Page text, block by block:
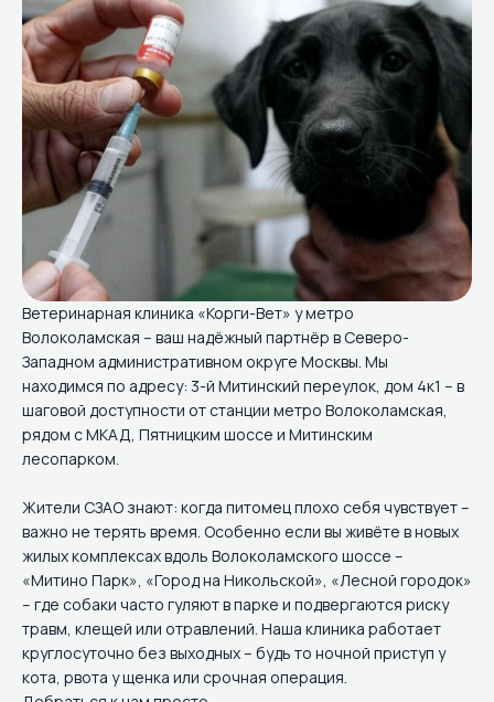
Ветеринарная клиника «Корги-Вет» у метро
Волоколамская – ваш надёжный партнёр в Северо-
Западном административном округе Москвы. Мы
находимся по адресу: 3-й Митинский переулок, дом 4к1 – в
шаговой доступности от станции метро Волоколамская,
рядом с МКАД, Пятницким шоссе и Митинским
лесопарком.
Жители СЗАО знают: когда питомец плохо себя чувствует –
важно не терять время. Особенно если вы живёте в новых
жилых комплексах вдоль Волоколамского шоссе –
«Митино Парк», «Город на Никольской», «Лесной городок»
– где собаки часто гуляют в парке и подвергаются риску
травм, клещей или отравлений. Наша клиника работает
круглосуточно без выходных – будь то ночной приступ у
кота, рвота у щенка или срочная операция.